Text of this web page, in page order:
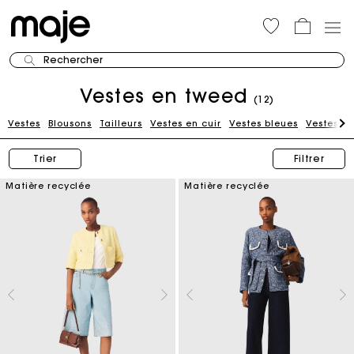
Rechercher
Vestes en tweed (12)
Vestes Blousons Tailleurs Vestes en cuir Vestes bleues Vestes
Trier Filtrer
Matière recyclée Matière recyclée